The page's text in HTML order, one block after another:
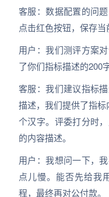
客服：数据配置的问
点击红色按钮，保存当
用户：我们测评方案
了你们指标描述的200
客服：我们建议指标
描述，我们提供了指
个汉字。评委打分时
的内容描述。
用户：我想问一下，
点儿慢。能否先给我
程，最终再对公付款。